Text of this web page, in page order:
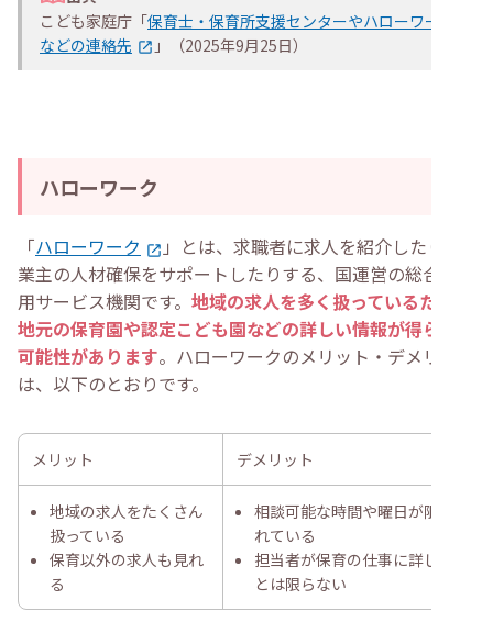
こども家庭庁「保育士・保育所支援センターやハローワーク
などの連絡先
」（2025年9月25日）
ハローワーク
「ハローワーク
」とは、求職者に求人を紹介したり事
業主の人材確保をサポートしたりする、国運営の総合的雇
用サービス機関です。 地域の求人を多く扱っているため、
地元の保育園や認定こども園などの詳しい情報が得られる
可能性があります。ハローワークのメリット・デメリット
は、以下のとおりです。
メリット デメリット
地域の求人をたくさん
扱っている
保育以外の求人も見れ
る
相談可能な時間や曜日が限ら
れている
担当者が保育の仕事に詳しい
とは限らない